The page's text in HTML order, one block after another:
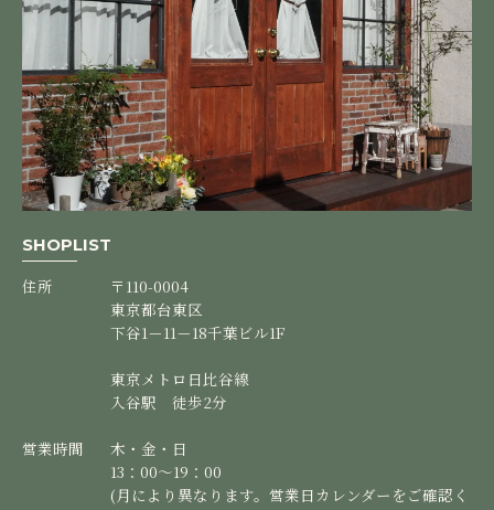
SHOPLIST
住所
〒110-0004
東京都台東区
下谷1－11－18千葉ビル1F
東京メトロ日比谷線
入谷駅 徒歩2分
営業時間
木・金・日
13：00～19：00
(月により異なります。営業日カレンダーをご確認く